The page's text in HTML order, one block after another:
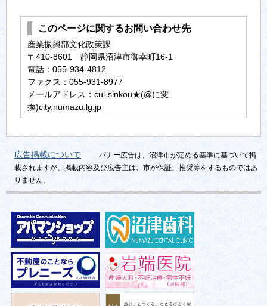
このページに関するお問い合わせ先
産業振興部⽂化政策課
〒410-8601 静岡県沼津市御幸町16-1
電話：055-934-4812
ファクス：055-931-8977
メールアドレス：cul-sinkou★(@に変
換)city.numazu.lg.jp
広告掲載について
バナー広告は、沼津市が定める基準に基づいて掲
載されますが、掲載内容及び広告主は、市が保証、推奨等をするものではあ
りません。